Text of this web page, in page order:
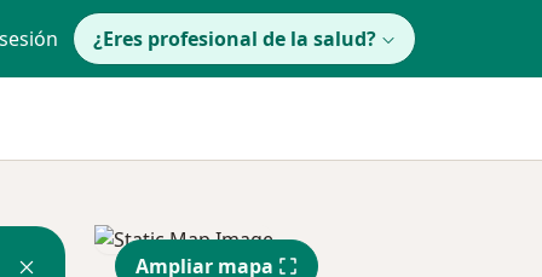
¿Eres profesional de la salud?
Ampliar mapa